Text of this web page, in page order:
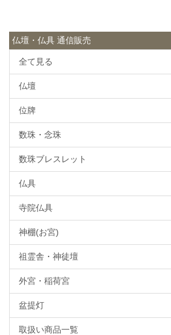
仏壇・仏具 通信販売
全て見る
仏壇
位牌
数珠・念珠
数珠ブレスレット
仏具
寺院仏具
神棚(お宮)
祖霊舎・神徒壇
外宮・稲荷宮
盆提灯
取扱い商品一覧